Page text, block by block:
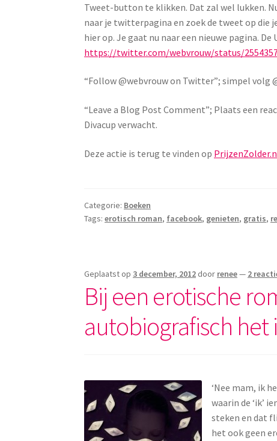
Tweet-button te klikken. Dat zal wel lukken.
naar je twitterpagina en zoek de tweet op die
hier op. Je gaat nu naar een nieuwe pagina.
https://twitter.com/webvrouw/status/
“Follow @webvrouw on Twitter”; simpel
“Leave a Blog Post Comment”; Plaats een
Divacup verwacht.
Deze actie is terug te vinden op
Categorie: Boeken
Tags:erotisch roman, facebook, genieten, gratis,
Geplaatst op 3 december, 2012 door renee— 2
Bij een erotische
autobiografisch het
‘Nee mam, ik
waarin de ‘ik’
steken en dat
het ook geen